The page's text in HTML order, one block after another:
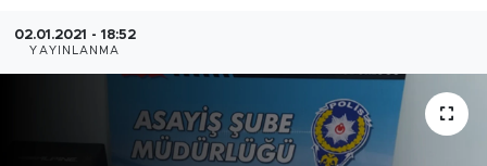
02.01.2021 - 18:52
YAYINLANMA
Güncel